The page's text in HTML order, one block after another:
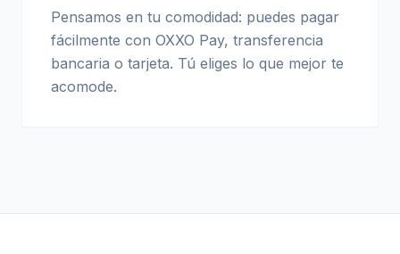
Pensamos en tu comodidad: puedes pagar
fácilmente con OXXO Pay, transferencia
bancaria o tarjeta. Tú eliges lo que mejor te
acomode.